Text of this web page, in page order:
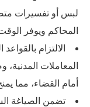
لبس أو تفسيرات
المحاكم ويوفر
الالتزام
المعاملات
أمام القضاء، مما
تضمن الصياغة